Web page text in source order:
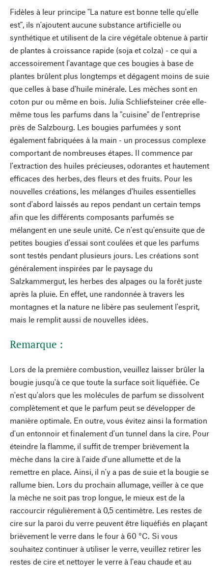
Fidèles à leur principe "La nature est bonne telle qu'elle
est", ils n'ajoutent aucune substance artificielle ou
synthétique et utilisent de la cire végétale obtenue à partir
de plantes à croissance rapide (soja et colza) - ce qui a
accessoirement l'avantage que ces bougies à base de
plantes brûlent plus longtemps et dégagent moins de suie
que celles à base d'huile minérale. Les mèches sont en
coton pur ou même en bois. Julia Schliefsteiner crée elle-
même tous les parfums dans la "cuisine" de l'entreprise
près de Salzbourg. Les bougies parfumées y sont
également fabriquées à la main - un processus complexe
comportant de nombreuses étapes. Il commence par
l'extraction des huiles précieuses, odorantes et hautement
efficaces des herbes, des fleurs et des fruits. Pour les
nouvelles créations, les mélanges d'huiles essentielles
sont d'abord laissés au repos pendant un certain temps
afin que les différents composants parfumés se
mélangent en une seule unité. Ce n'est qu'ensuite que de
petites bougies d'essai sont coulées et que les parfums
sont testés pendant plusieurs jours. Les créations sont
généralement inspirées par le paysage du
Salzkammergut, les herbes des alpages ou la forêt juste
après la pluie. En effet, une randonnée à travers les
montagnes et la nature ne libère pas seulement l'esprit,
mais le remplit aussi de nouvelles idées.
Remarque :
Lors de la première combustion, veuillez laisser brûler la
bougie jusqu'à ce que toute la surface soit liquéfiée. Ce
n'est qu'alors que les molécules de parfum se dissolvent
complètement et que le parfum peut se développer de
manière optimale. En outre, vous évitez ainsi la formation
d'un entonnoir et finalement d'un tunnel dans la cire. Pour
éteindre la flamme, il suffit de tremper brièvement la
mèche dans la cire à l'aide d'une allumette et de la
remettre en place. Ainsi, il n'y a pas de suie et la bougie se
rallume bien. Lors du prochain allumage, veiller à ce que
la mèche ne soit pas trop longue, le mieux est de la
raccourcir régulièrement à 0,5 centimètre. Les restes de
cire sur la paroi du verre peuvent être liquéfiés en plaçant
brièvement le verre dans le four à 60 °C. Si vous
souhaitez continuer à utiliser le verre, veuillez retirer les
restes de cire et nettoyer le verre à l'eau chaude et au